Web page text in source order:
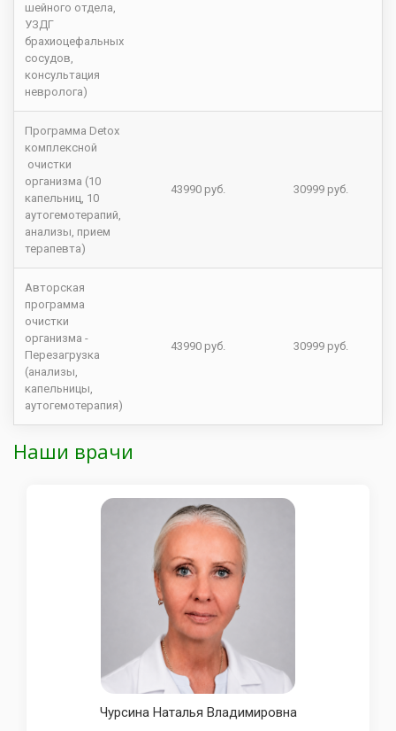
шейного отдела,
УЗДГ
брахиоцефальных
сосудов,
консультация
невролога)
Программа Detox
комплексной
очистки
организма (10
капельниц, 10
аутогемотерапий,
анализы, прием
терапевта)
43990 руб. 30999 руб.
Авторская
программа
очистки
организма -
Перезагрузка
(анализы,
капельницы,
аутогемотерапия)
43990 руб. 30999 руб.
Наши врачи
Чурсина Наталья Владимировна